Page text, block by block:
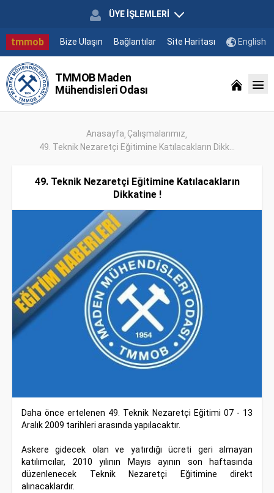
ÜYE İŞLEMLERİ
tmmob Bize Ulaşın Bağlantılar Site Haritası English
TMMOB Maden
Mühendisleri Odası
Anasayfa Çalışmalarımız
49. Teknik Nezaretçi Eğitimine Katılacakların Dikk...
49. Teknik Nezaretçi Eğitimine Katılacakların
Dikkatine !
Daha önce ertelenen 49. Teknik Nezaretçi Eğitimi 07 - 13
Aralık 2009 tarihleri arasında yapılacaktır.
Askere gidecek olan ve yatırdığı ücreti geri almayan
katılımcılar, 2010 yılının Mayıs ayının son haftasında
düzenlenecek Teknik Nezaretçi Eğitimine direkt
alınacaklardır.